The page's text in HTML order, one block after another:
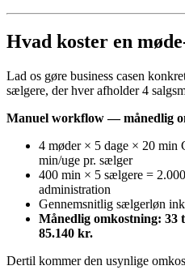
Hvad koster en
Lad os gøre business casen
sælgere, der hver afholder 4
Manuel workflow — månedlig
4 møder × 5 dage × 20 min
min/uge pr. sælger
400 min × 5 sælgere =
administration
Gennemsnitlig sælgerløn
Månedlig omkostning: 33
85.140 kr.
Dertil kommer den usynlige